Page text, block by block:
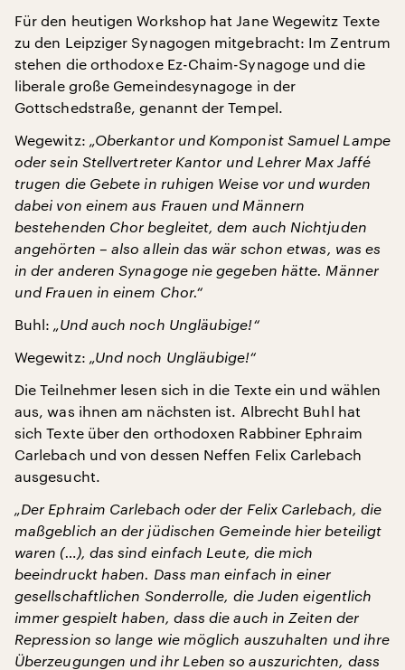
Für den heutigen Workshop hat Jane Wegewitz Texte
zu den Leipziger Synagogen mitgebracht: Im Zentrum
stehen die orthodoxe Ez-Chaim-Synagoge und die
liberale große Gemeindesynagoge in der
Gottschedstraße, genannt der Tempel.
Wegewitz: „Oberkantor und Komponist Samuel Lampe
oder sein Stellvertreter Kantor und Lehrer Max Jaffé
trugen die Gebete in ruhigen Weise vor und wurden
dabei von einem aus Frauen und Männern
bestehenden Chor begleitet, dem auch Nichtjuden
angehörten – also allein das wär schon etwas, was es
in der anderen Synagoge nie gegeben hätte. Männer
und Frauen in einem Chor.“
Buhl: „Und auch noch Ungläubige!“
Wegewitz: „Und noch Ungläubige!“
Die Teilnehmer lesen sich in die Texte ein und wählen
aus, was ihnen am nächsten ist. Albrecht Buhl hat
sich Texte über den orthodoxen Rabbiner Ephraim
Carlebach und von dessen Neffen Felix Carlebach
ausgesucht.
„Der Ephraim Carlebach oder der Felix Carlebach, die
maßgeblich an der jüdischen Gemeinde hier beteiligt
waren (…), das sind einfach Leute, die mich
beeindruckt haben. Dass man einfach in einer
gesellschaftlichen Sonderrolle, die Juden eigentlich
immer gespielt haben, dass die auch in Zeiten der
Repression so lange wie möglich auszuhalten und ihre
Überzeugungen und ihr Leben so auszurichten, dass